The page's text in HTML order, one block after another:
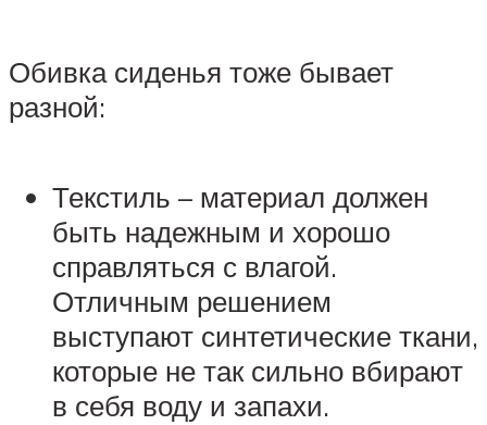
Обивка сиденья тоже бывает
разной:
Текстиль – материал должен
быть надежным и хорошо
справляться с влагой.
Отличным решением
выступают синтетические ткани,
которые не так сильно вбирают
в себя воду и запахи.